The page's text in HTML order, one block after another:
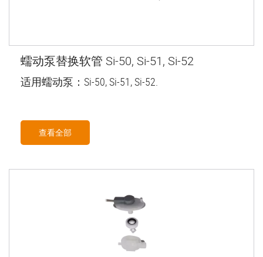
蠕动泵替换软管 Si-50, Si-51, Si-52
适用蠕动泵：Si-50, Si-51, Si-52.
查看全部